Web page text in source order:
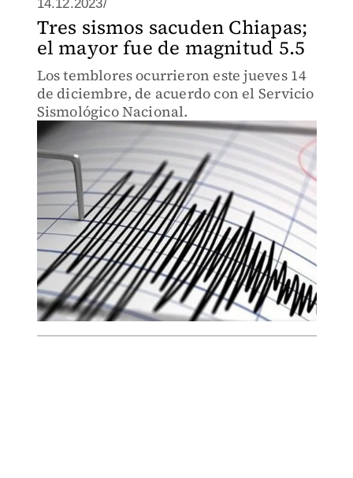
14.12.2023/
Tres sismos sacuden Chiapas;
el mayor fue de magnitud 5.5
Los temblores ocurrieron este jueves 14
de diciembre, de acuerdo con el Servicio
Sismológico Nacional.